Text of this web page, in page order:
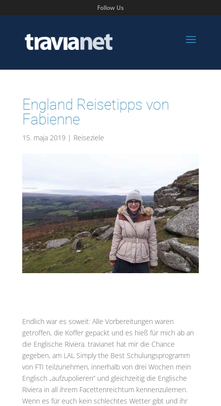
Follow Us
England Reisetipps von
Fabienne
15. maja 2019 | Reiseziele
Endlich war es soweit: Alle Vorbereitungen waren
getroffen, die Koffer gepackt und es hieß für mich ab an
die Englische Riviera. travianet hat mir die Chance
gegeben, am LAL Simply the Best Schulungsprogramm
von FTI teilzunehmen, innerhalb von drei Wochen mein
Englisch „aufzupolieren“ und gleichzeitig die Englische
Riviera in all ihrem Facettenreichtum kennenzulernen.
Wenn es für euch kein schlechtes Wetter gibt und ihr